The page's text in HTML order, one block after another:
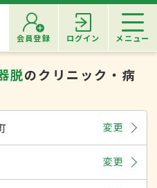
会員登録 ログイン メニュー
脱のクリニック・病
変更
変更